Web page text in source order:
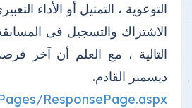
التوعوية ، التمثيل أو الأداء
الاشتراك والتسجيل فى
ديسمبر القادم.
ResponsePage.aspx...